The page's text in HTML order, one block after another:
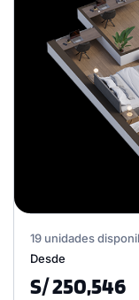
19 unidades
Desde
S/ 250,546